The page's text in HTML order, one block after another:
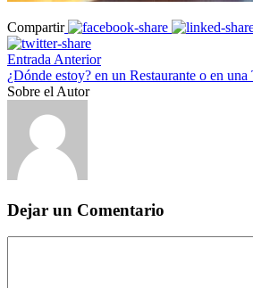
Compartir
Entrada Anterior
¿Dónde estoy? en un Restaurante o en una
Sobre el Autor
Dejar un Comentario